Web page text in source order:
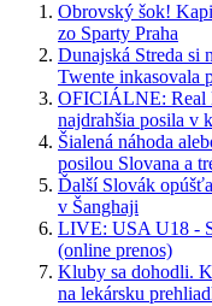
Obrovský šok!
zo Sparty Praha
Dunajská Streda si
Twente inkasovala
OFICIÁLNE: Real
najdrahšia posila v
Šialená náhoda
posilou Slovana a
Ďalší Slovák
v Šanghaji
LIVE: USA U18 -
(online prenos)
Kluby sa dohodli.
na lekársku